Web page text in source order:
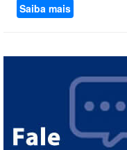
Saiba mais